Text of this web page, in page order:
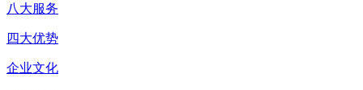
八大服务
四大优势
企业文化